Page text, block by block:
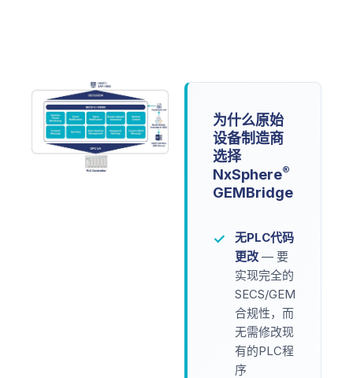
为什么原始
设备制造商
选择
NxSphere®
GEMBridge
✓
无PLC代码
更改 — 要
实现完全的
SECS/GEM
合规性，而
无需修改现
有的PLC程
序